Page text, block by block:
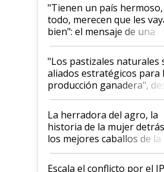
"Tienen un país
todo, merecen que les
bien": el mensaje de una
ganadera uruguaya
oportunidades que se
para el agro en Argentina,
foco en la carne
"Los pastizales naturales
aliados estratégicos para
producción ganadera",
la iniciativa que ya reúne
establecimientos en
La herradora del agro, la
historia de la mujer
los mejores caballos de la
Argentina y los mitos que
todavía hacen sufrir a
Escala el conflicto por el